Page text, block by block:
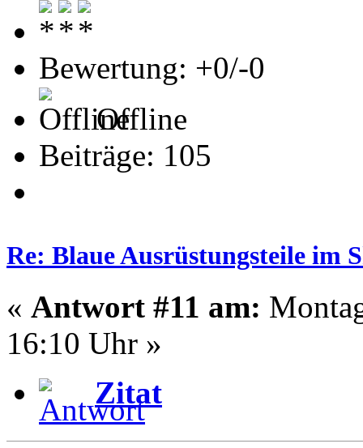
Bewertung: +0/-0
Offline
Beiträge: 105
Re: Blaue Ausrüstungsteile im
« Antwort #11 am:
16:10 Uhr »
Zitat